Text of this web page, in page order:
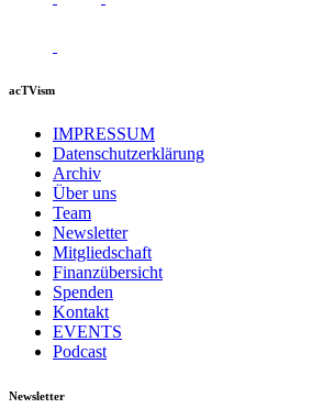
acTVism
IMPRESSUM
Datenschutzerklärung
Archiv
Über uns
Team
Newsletter
Mitgliedschaft
Finanzübersicht
Spenden
Kontakt
EVENTS
Podcast
Newsletter